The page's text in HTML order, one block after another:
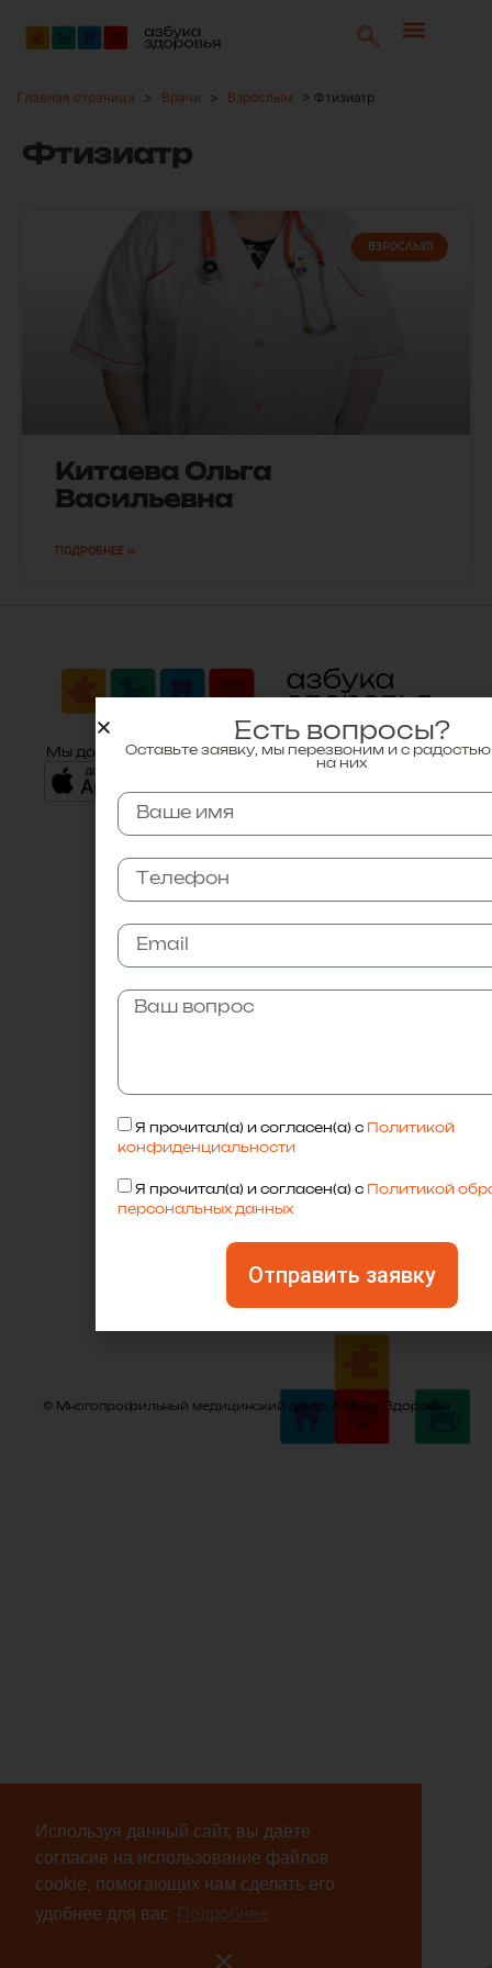
Используя данный сайт, вы даёте
согласие на использование файлов
cookie, помогающих нам сделать его
удобнее для вас
Подробнее
Главная страница > Врачи > Взрослым > Фтизиатр
Фтизиатр
ВЗРОСЛЫМ
Китаева Ольга
Васильевна
ПОДРОБНЕЕ »
Мы доступны:
© Многопрофильный медицинский центр Азбука Здоровья
Есть вопросы?
Оставьте заявку, мы перезвоним и с
на них
Я прочитал(а) и согласен(а) с Политикой
конфиденциальности
Я прочитал(а) и согласен(а) с Политикой
персональных данных
Отправить заявку